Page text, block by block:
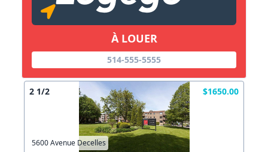
À LOUER
514-555-5555
2 1/2 $1650.00
5600 Avenue Decelles
X Fermer